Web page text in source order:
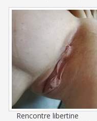
Rencontre libertine